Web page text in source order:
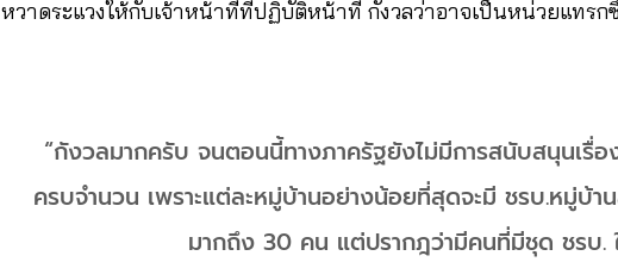
หวาดระแวงให้กับเจ้าหน้าที่ที่ปฏิบัติหน้าที่ กังวลว่าอาจเป็นหน่วยแทรก
“กังวลมากครับ จนตอนนี้ทางภาครัฐยังไม่มีการสนับสนุนเรื่
ครบจำนวน เพราะแต่ละหมู่บ้านอย่างน้อยที่สุดจะมี ชรบ.หมู่บ้
มากถึง 30 คน แต่ปรากฎว่ามีคนที่มีชุด ชรบ.